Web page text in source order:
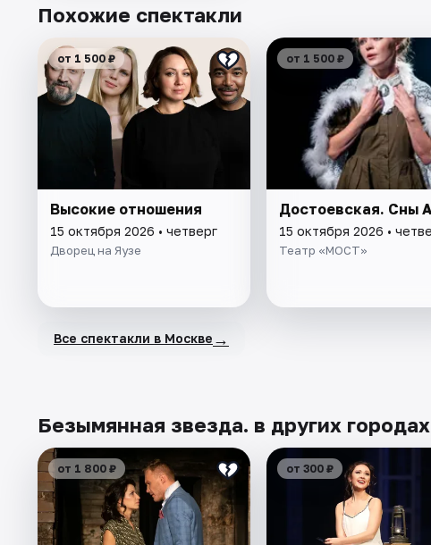
Похожие спектакли
от 1 500 ₽
Высокие отношения
15 октября 2026 • четверг
Дворец на Яузе
от 1 500 ₽
Достоевская. Сны
15 октября 2026 •
Театр «МОСТ»
Все спектакли в Москве →
Безымянная звезда. в других городах
от 1 800 ₽ от 300 ₽